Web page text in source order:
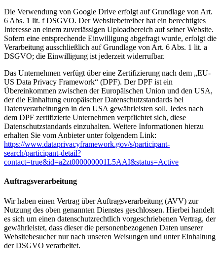
Die Verwendung von Google Drive erfolgt auf Grundlage von Art.
6 Abs. 1 lit. f DSGVO. Der Websitebetreiber hat ein berechtigtes
Interesse an einem zuverlässigen Uploadbereich auf seiner Website.
Sofern eine entsprechende Einwilligung abgefragt wurde, erfolgt die
Verarbeitung ausschließlich auf Grundlage von Art. 6 Abs. 1 lit. a
DSGVO; die Einwilligung ist jederzeit widerrufbar.
Das Unternehmen verfügt über eine Zertifizierung nach dem „EU-
US Data Privacy Framework“ (DPF). Der DPF ist ein
Übereinkommen zwischen der Europäischen Union und den USA,
der die Einhaltung europäischer Datenschutzstandards bei
Datenverarbeitungen in den USA gewährleisten soll. Jedes nach
dem DPF zertifizierte Unternehmen verpflichtet sich, diese
Datenschutzstandards einzuhalten. Weitere Informationen hierzu
erhalten Sie vom Anbieter unter folgendem Link:
https://www.dataprivacyframework.gov/s/participant-
search/participant-detail?
contact=true&id=a2zt000000001L5AAI&status=Active
Auftragsverarbeitung
Wir haben einen Vertrag über Auftragsverarbeitung (AVV) zur
Nutzung des oben genannten Dienstes geschlossen. Hierbei handelt
es sich um einen datenschutzrechtlich vorgeschriebenen Vertrag, der
gewährleistet, dass dieser die personenbezogenen Daten unserer
Websitebesucher nur nach unseren Weisungen und unter Einhaltung
der DSGVO verarbeitet.